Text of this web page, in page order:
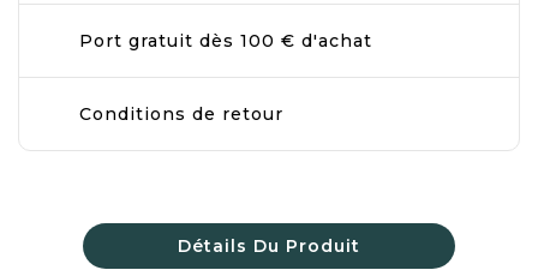
Port gratuit dès 100 € d'achat
Conditions de retour
Détails Du Produit